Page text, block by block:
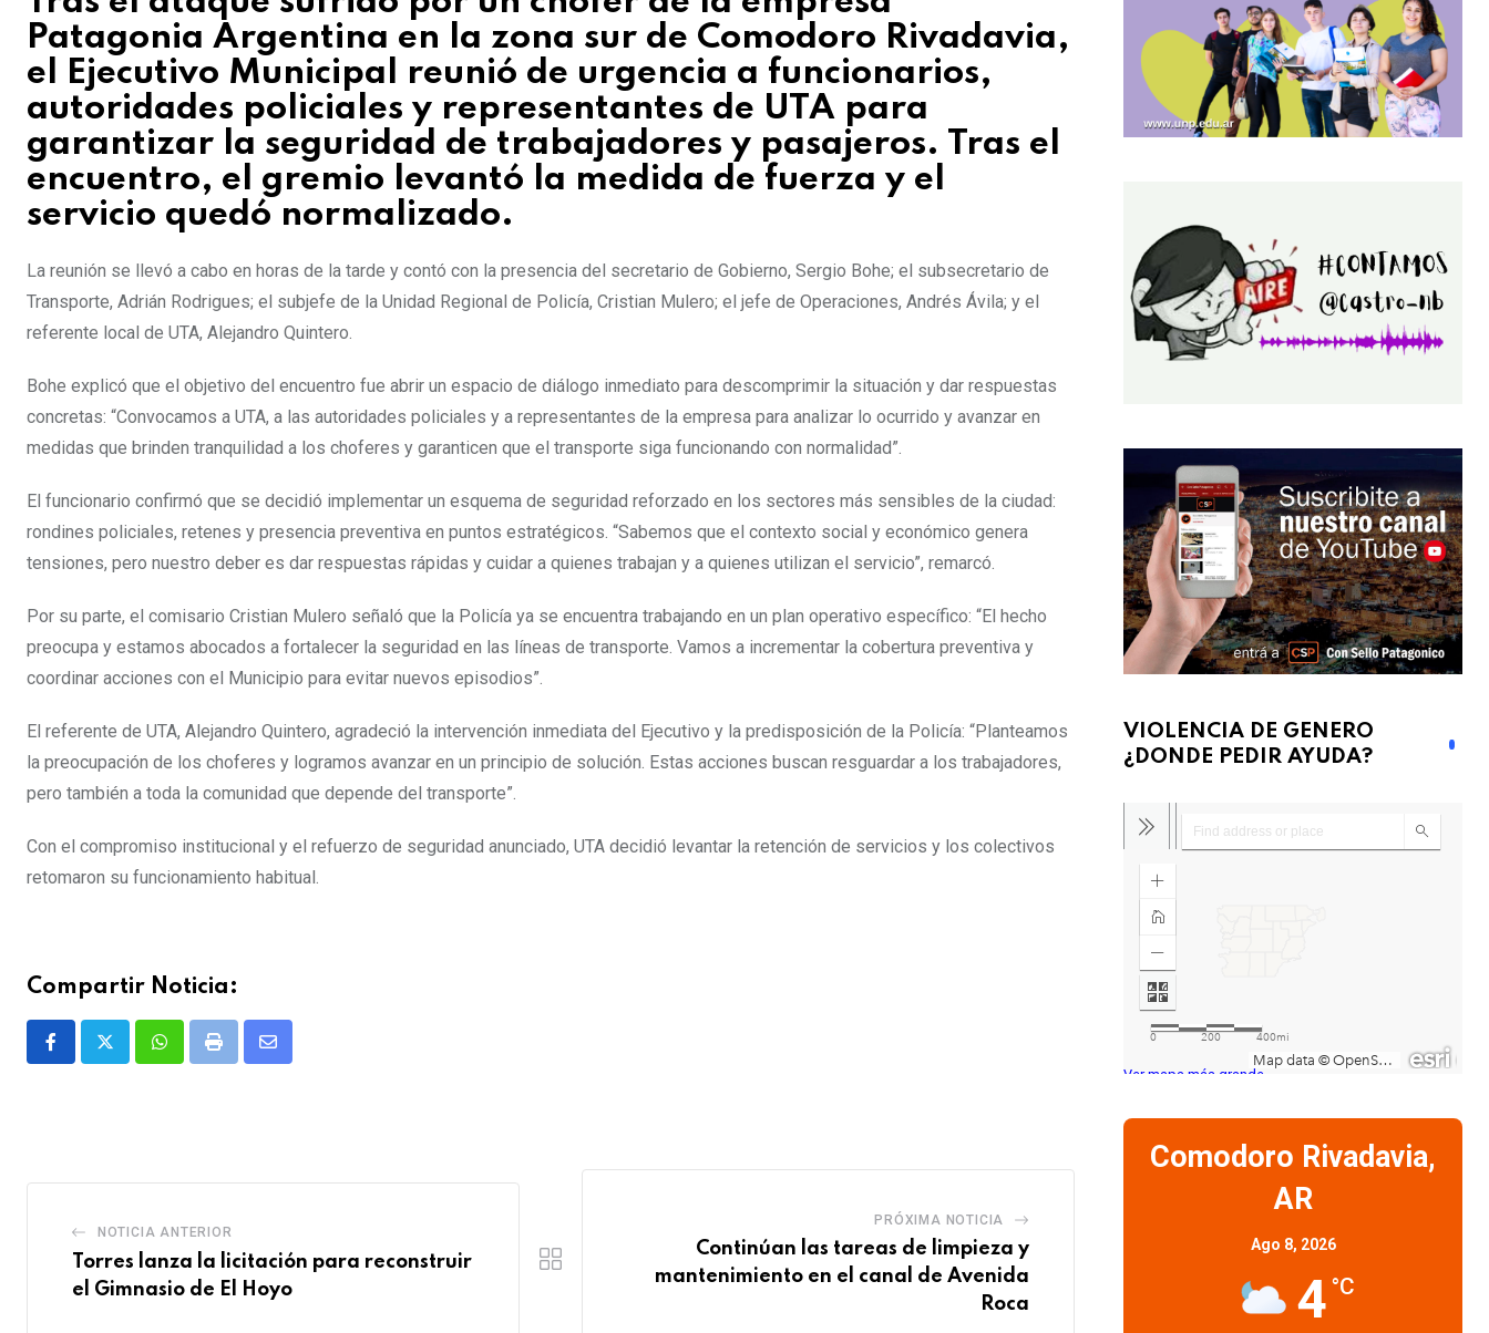
Patagonia Argentina en la zona sur de Comodoro Rivadavia,
el Ejecutivo Municipal reunió de urgencia a funcionarios,
autoridades policiales y representantes de UTA para
garantizar la seguridad de trabajadores y pasajeros. Tras el
encuentro, el gremio levantó la medida de fuerza y el
servicio quedó normalizado.
La reunión se llevó a cabo en horas de la tarde y contó con la presencia del secretario de Gobierno, Sergio Bohe; el subsecretario de
Transporte, Adrián Rodrigues; el subjefe de la Unidad Regional de Policía, Cristian Mulero; el jefe de Operaciones, Andrés Ávila; y el
referente local de UTA, Alejandro Quintero.
Bohe explicó que el objetivo del encuentro fue abrir un espacio de diálogo inmediato para descomprimir la situación y dar respuestas
concretas: “Convocamos a UTA, a las autoridades policiales y a representantes de la empresa para analizar lo ocurrido y avanzar en
medidas que brinden tranquilidad a los choferes y garanticen que el transporte siga funcionando con normalidad”.
El funcionario confirmó que se decidió implementar un esquema de seguridad reforzado en los sectores más sensibles de la ciudad:
rondines policiales, retenes y presencia preventiva en puntos estratégicos. “Sabemos que el contexto social y económico genera
tensiones, pero nuestro deber es dar respuestas rápidas y cuidar a quienes trabajan y a quienes utilizan el servicio”, remarcó.
Por su parte, el comisario Cristian Mulero señaló que la Policía ya se encuentra trabajando en un plan operativo específico: “El hecho
preocupa y estamos abocados a fortalecer la seguridad en las líneas de transporte. Vamos a incrementar la cobertura preventiva y
coordinar acciones con el Municipio para evitar nuevos episodios”.
El referente de UTA, Alejandro Quintero, agradeció la intervención inmediata del Ejecutivo y la predisposición de la Policía: “Planteamos
la preocupación de los choferes y logramos avanzar en un principio de solución. Estas acciones buscan resguardar a los trabajadores,
pero también a toda la comunidad que depende del transporte”.
Con el compromiso institucional y el refuerzo de seguridad anunciado, UTA decidió levantar la retención de servicios y los colectivos
retomaron su funcionamiento habitual.
Compartir Noticia:
WhatsappPrint
Share
NOTICIA ANTERIOR
Torres lanza la licitación para reconstruir
el Gimnasio de El Hoyo
PRÓXIMA NOTICIA
Continúan las tareas de limpieza y
mantenimiento en el canal de Avenida
Roca
VIOLENCIA DE GENERO
¿DONDE PEDIR AYUDA?
Ver mapa más grande
Comodoro Rivadavia,
AR
Ago 8, 2026
4 °C